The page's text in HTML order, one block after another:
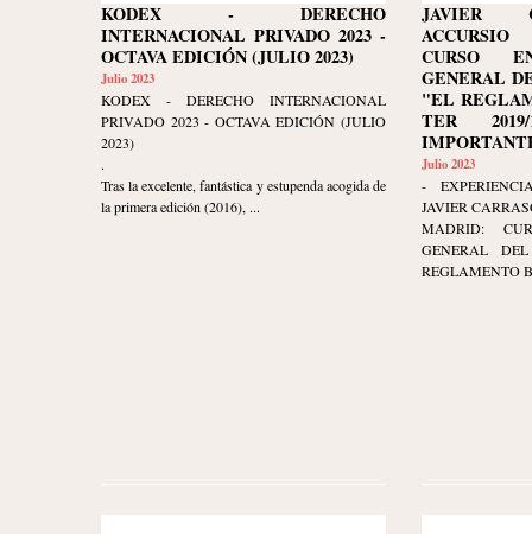
KODEX - DERECHO
INTERNACIONAL PRIVADO 2023 -
OCTAVA EDICIÓN (JULIO 2023)
Julio 2023
KODEX - DERECHO INTERNACIONAL
PRIVADO 2023 - OCTAVA EDICIÓN (JULIO
2023)
.
Tras la excelente, fantástica y estupenda acogida de
la primera edición (2016), ...
JAVIER
CURSO
GENERAL
"EL
TER 2019/
Julio 2023
-
JAVIER
MADRID:
GENERAL
REGLAMENTO